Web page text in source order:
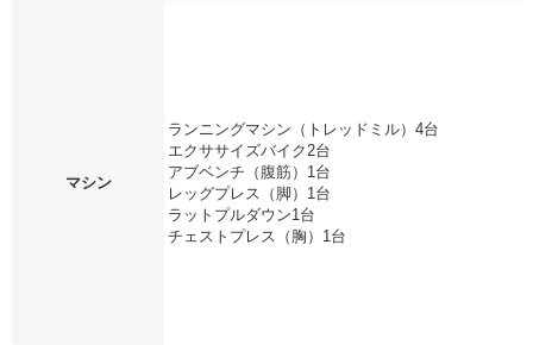
マシン
ランニングマシン（トレッドミル）4台
エクササイズバイク2台
アブベンチ（腹筋）1台
レッグプレス（脚）1台
ラットプルダウン1台
チェストプレス（胸）1台